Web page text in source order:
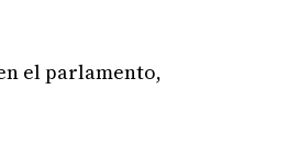
el parlamento,